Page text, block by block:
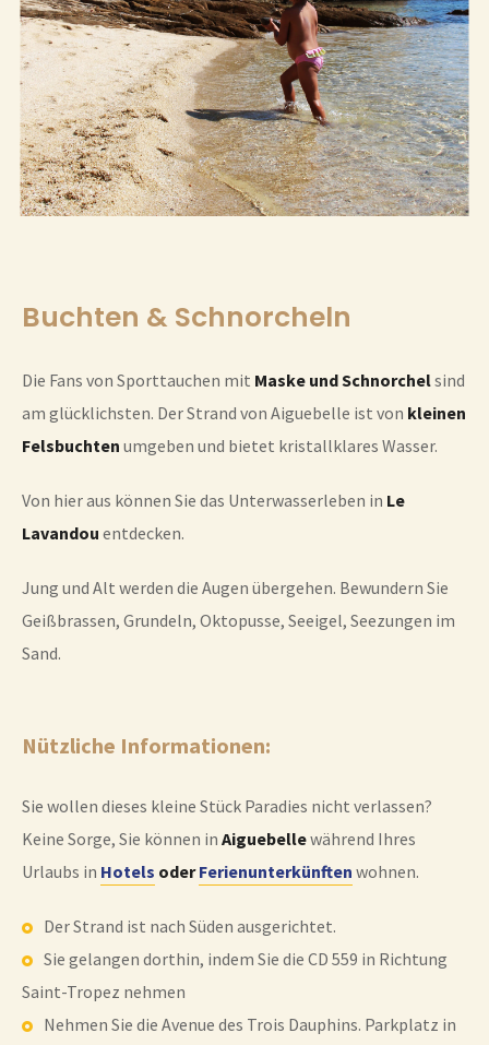
Buchten & Schnorcheln
Die Fans von Sporttauchen mit Maske und Schnorchelsind
am glücklichsten. Der Strand von Aiguebelle ist von kleinen
Felsbuchten umgeben und bietet kristallklares Wasser.
Von hier aus können Sie das Unterwasserleben in Le
Lavandou entdecken.
Jung und Alt werden die Augen übergehen. Bewundern Sie
Geißbrassen, Grundeln, Oktopusse, Seeigel, Seezungen im
Sand.
Nützliche Informationen:
Sie wollen dieses kleine Stück Paradies nicht verlassen?
Keine Sorge, Sie können in Aiguebellewährend Ihres
Urlaubs in Hotels oderFerienunterkünften wohnen.
Der Strand ist nach Süden ausgerichtet.
Sie gelangen dorthin, indem Sie die CD 559 in Richtung
Saint-Tropez nehmen
Nehmen Sie die Avenue des Trois Dauphins. Parkplatz in